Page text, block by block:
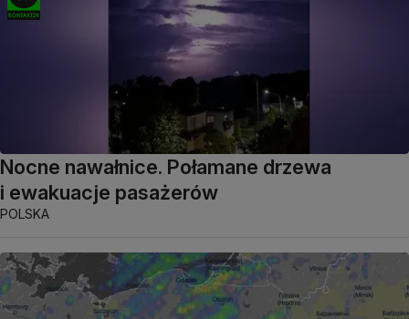
Nocne nawałnice. Połamane drzewa
i ewakuacje pasażerów
POLSKA